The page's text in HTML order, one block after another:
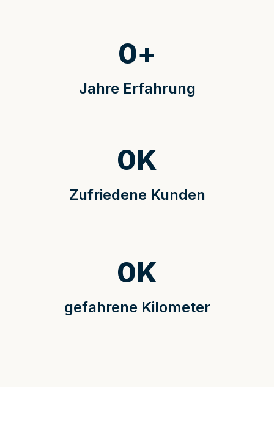
Jahre Erfahrung
0+
Zufriedene Kunden
0K
gefahrene Kilometer
0K